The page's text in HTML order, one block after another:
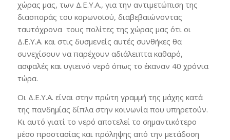
χώρας μας, των Δ.Ε.Υ.Α., για την αντιμετώπιση της
διασποράς του κορωνοϊού, διαβεβαιώνοντας
ταυτόχρονα τους πολίτες της χώρας μας ότι οι
Δ.Ε.Υ.Α. και στις δυσμενείς αυτές συνθήκες θα
συνεχίσουν να παρέχουν αδιάλειπτα καθαρό,
ασφαλές και υγιεινό νερό όπως το έκαναν 40 χρόνια
τώρα.
Οι Δ.Ε.Υ.Α. είναι στην πρώτη γραμμή της μάχης κατά
της πανδημίας δίπλα στην κοινωνία που υπηρετούν.
Κι αυτό γιατί το νερό αποτελεί το σημαντικότερο
μέσο προστασίας και πρόληψης από την μετάδοση